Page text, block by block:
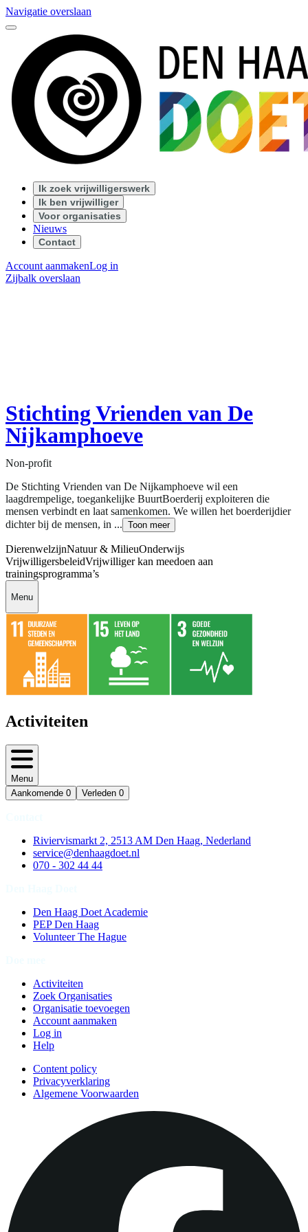
Navigatie overslaan
Ik zoek vrijwilligerswerk
Ik ben vrijwilliger
Voor organisaties
Nieuws
Contact
Account aanmakenLog in
Zijbalk overslaan
Stichting Vrienden van De
Nijkamphoeve
Non-profit
De Stichting Vrienden van De Nijkamphoeve wil een
laagdrempelige, toegankelijke BuurtBoerderij exploiteren die
mensen verbindt en laat samenkomen. We willen het boerderijdier
dichter bij de mensen, in ... Toon meer
DierenwelzijnNatuur & MilieuOnderwijs
VrijwilligersbeleidVrijwilliger kan meedoen aan
trainingsprogramma’s
Menu
Activiteiten
Menu
Aankomende 0 Verleden 0
Riviervismarkt 2, 2513 AM Den Haag, Nederland
service@denhaagdoet.nl
070 - 302 44 44
Den Haag Doet Academie
PEP Den Haag
Volunteer The Hague
Activiteiten
Zoek Organisaties
Organisatie toevoegen
Account aanmaken
Log in
Help
Content policy
Privacyverklaring
Algemene Voorwaarden